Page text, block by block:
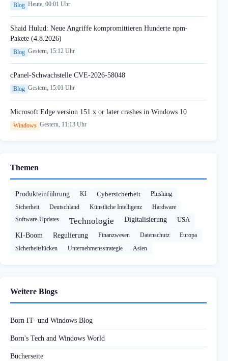
Blog Heute, 00:01 Uhr
Shaid Hulud: Neue Angriffe kompromittieren Hunderte npm-
Pakete (4.8.2026)
Blog Gestern, 15:12 Uhr
cPanel-Schwachstelle CVE-2026-58048
Blog Gestern, 15:01 Uhr
Microsoft Edge version 151.x or later crashes in Windows 10
Windows Gestern, 11:13 Uhr
Themen
Produkteinführung KI Cybersicherheit
Phishing
Sicherheit
Deutschland Künstliche Intelligenz
Hardware
Software-Updates
Technologie Digitalisierung USA
KI-Boom Regulierung Finanzwesen Datenschutz
Europa
Sicherheitslücken
Unternehmensstrategie Asien
Weitere Blogs
Born IT- und Windows Blog
Born's Tech and Windows World
Bücherseite